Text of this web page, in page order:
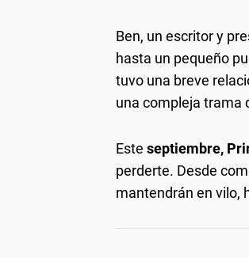
Ben, un escritor y
hasta un pequeño
tuvo una breve
una compleja trama
Este septiembre,
perderte. Desde
mantendrán en vilo,